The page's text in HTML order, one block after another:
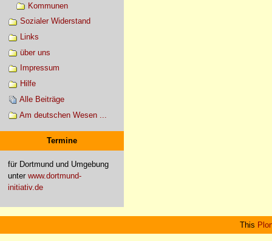
Kommunen
Sozialer Widerstand
Links
über uns
Impressum
Hilfe
Alle Beiträge
Am deutschen Wesen ...
Termine
für Dortmund und Umgebung
unter www.dortmund-
initiativ.de
This